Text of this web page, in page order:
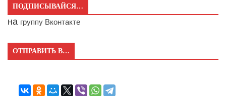
ПОДПИСЫВАЙСЯ…
на группу Вконтакте
ОТПРАВИТЬ В…